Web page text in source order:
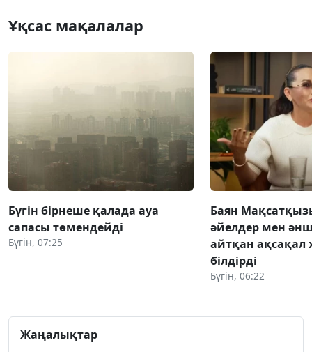
Ұқсас мақалалар
Бүгін бірнеше қалада ауа
сапасы төмендейді
Бүгін, 07:25
Баян
әйелдер мен
айтқан ақсақал
білдірді
Бүгін, 06:22
Жаңалықтар